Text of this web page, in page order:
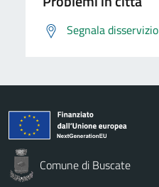
Segnala disservizio
Comune di Buscate